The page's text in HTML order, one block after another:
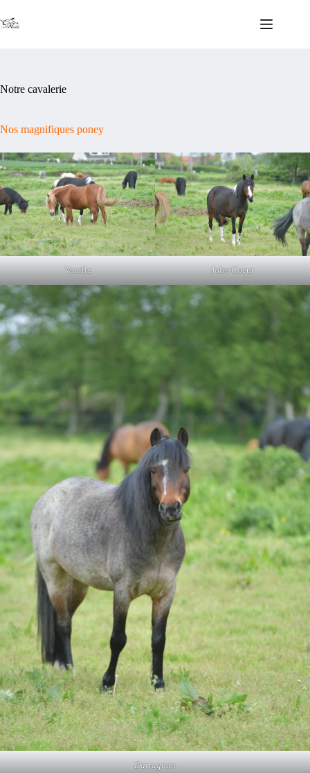
au
contenu
Notre cavalerie
Nos magnifiques poney
Vanille Jolie Coeur
Dartagnan